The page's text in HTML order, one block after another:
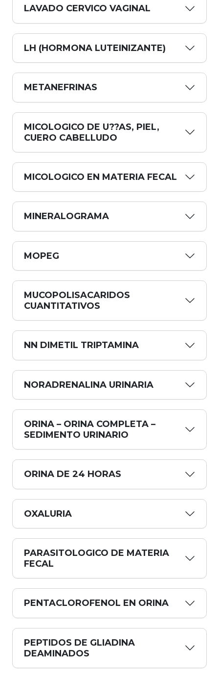
LAVADO CERVICO VAGINAL
LH (HORMONA LUTEINIZANTE)
METANEFRINAS
MICOLOGICO DE U??AS, PIEL,
CUERO CABELLUDO
MICOLOGICO EN MATERIA FECAL
MINERALOGRAMA
MOPEG
MUCOPOLISACARIDOS
CUANTITATIVOS
NN DIMETIL TRIPTAMINA
NORADRENALINA URINARIA
ORINA – ORINA COMPLETA –
SEDIMENTO URINARIO
ORINA DE 24 HORAS
OXALURIA
PARASITOLOGICO DE MATERIA
FECAL
PENTACLOROFENOL EN ORINA
PEPTIDOS DE GLIADINA
DEAMINADOS